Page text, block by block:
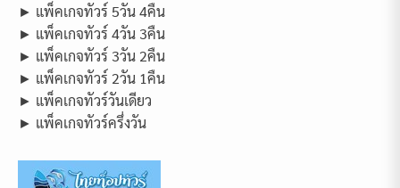
► แพ็คเกจทัวร์ 5วัน 4คืน
► แพ็คเกจทัวร์ 4วัน 3คืน
► แพ็คเกจทัวร์ 3วัน 2คืน
► แพ็คเกจทัวร์ 2วัน 1คืน
► แพ็คเกจทัวร์วันเดียว
► แพ็คเกจทัวร์ครึ่งวัน